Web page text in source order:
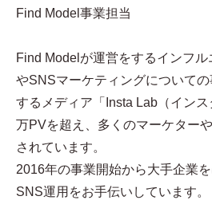
Find Model事業担当
Find Modelが運営をするインフ
やSNSマーケティングについて
するメディア「Insta Lab（イン
万PVを超え、多くのマーケター
されています。
2016年の事業開始から大手企業
SNS運用をお手伝いしています。